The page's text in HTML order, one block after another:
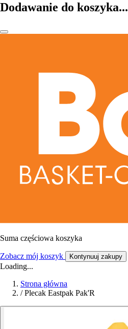
Dodawanie do koszyka...
Suma częściowa koszyka
Zobacz mój koszyk Kontynuuj zakupy
Loading...
Strona główna
/ Plecak Eastpak Pak'R